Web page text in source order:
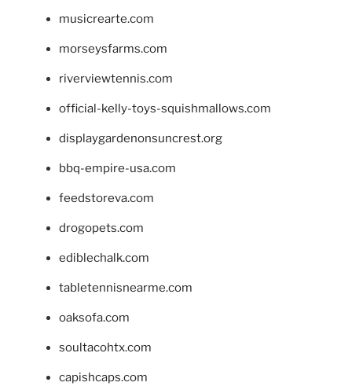
musicrearte.com
morseysfarms.com
riverviewtennis.com
official-kelly-toys-squishmallows.com
displaygardenonsuncrest.org
bbq-empire-usa.com
feedstoreva.com
drogopets.com
ediblechalk.com
tabletennisnearme.com
oaksofa.com
soultacohtx.com
capishcaps.com